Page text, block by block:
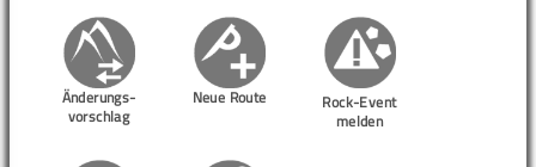
Änderungs-
vorschlag
Neue Route
Rock-Event
melden